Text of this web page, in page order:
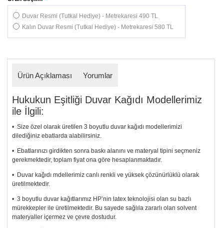
Duvar Resmi (Tutkal Hediye) - Metrekaresi 490 TL
Kalın Duvar Resmi (Tutkal Hediye) - Metrekaresi 580 TL
Ürün Açıklaması Yorumlar
Hukukun Eşitliği Duvar Kağıdı Modellerimiz
ile İlgili:
• Size özel olarak üretilen 3 boyutlu duvar kağıdı modellerimizi
dilediğiniz ebatlarda alabilirsiniz.
• Ebatlarınızı girdikten sonra baskı alanını ve materyal tipini seçmeniz
gerekmektedir, toplam fiyat ona göre hesaplanmaktadır.
• Duvar kağıdı mdellerimiz canlı renkli ve yüksek çözünürlüklü olarak
üretilmektedir.
• 3 boyutlu duvar kağıtlarımız HP’nin latex teknolojisi olan su bazlı
mürekkepler ile üretilmektedir. Bu sayede sağlıla zararlı olan solvent
materyaller içermez ve çevre dostudur.